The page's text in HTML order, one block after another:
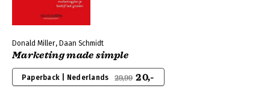
Donald Miller, Daan Schmidt
Marketing made simple
Paperback | Nederlands 29,99 20,-